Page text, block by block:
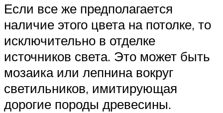
Если все же предполагается
наличие этого цвета на потолке, то
исключительно в отделке
источников света. Это может быть
мозаика или лепнина вокруг
светильников, имитирующая
дорогие породы древесины.